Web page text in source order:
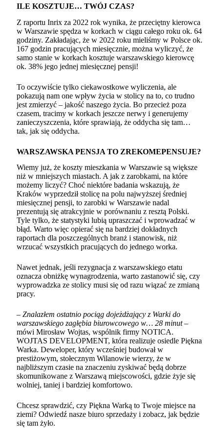
ILE KOSZTUJE… TWÓJ CZAS?
Z raportu Inrix za 2022 rok wynika, że przeciętny kierowca
w Warszawie spędza w korkach w ciągu całego roku ok. 64
godziny. Zakładając, że w 2022 roku mieliśmy w Polsce ok.
167 godzin pracujących miesięcznie, można wyliczyć, że
samo stanie w korkach kosztuje warszawskiego kierowcę
ok. 38% jego jednej miesięcznej pensji!
To oczywiście tylko ciekawostkowe wyliczenia, ale
pokazują nam one wpływ życia w stolicy na to, co trudno
jest zmierzyć – jakość naszego życia. Bo przecież poza
czasem, tracimy w korkach jeszcze nerwy i generujemy
zanieczyszczenia, które sprawiają, że oddycha się tam…
tak, jak się oddycha.
WARSZAWSKA PENSJA TO ZREKOMEPENSUJE?
Wiemy już, że koszty mieszkania w Warszawie są większe
niż w mniejszych miastach. A jak z zarobkami, na które
możemy liczyć? Choć niektóre badania wskazują, że
Kraków wyprzedził stolicę na polu najwyższej średniej
miesięcznej pensji, to zarobki w Warszawie nadal
prezentują się atrakcyjnie w porównaniu z resztą Polski.
Tyle tylko, że statystyki lubią upraszczać i wprowadzać w
błąd. Warto więc opierać się na bardziej dokładnych
raportach dla poszczególnych branż i stanowisk, niż
wrzucać wszystkich pracujących do jednego worka.
Nawet jednak, jeśli rezygnacja z warszawskiego etatu
oznacza obniżkę wynagrodzenia, warto zastanowić się, czy
wyprowadzka ze stolicy musi się od razu wiązać ze zmianą
pracy.
– Znalazłem ostatnio pociąg dojeżdżający z Warki do
warszawskiego zagłębia biurowcowego w… 28 minut–
mówi Mirosław Wojtas, wspólnik firmy NOTICA.
WOJTAS DEVELOPMENT, która realizuje osiedle Piękna
Warka. Deweloper, który wcześniej budował w
prestiżowym, stołecznym Wilanowiewierzy, że w
najbliższym czasie na znaczeniu zyskiwać będą dobrze
skomunikowane z Warszawą miejscowości, gdzie żyje się
wolniej, taniej i bardziej komfortowo.
Chcesz sprawdzić, czy Piękna Warką to Twoje miejsce na
ziemi? Odwiedź nasze biuro sprzedażyi zobacz, jak będzie
się tam żyło.